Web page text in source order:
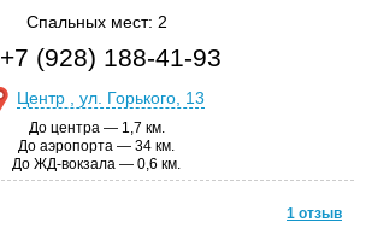
Спальных мест: 2
+7 (928) 188-41-93
Центр , ул. Горького, 13
До центра — 1,7 км.
До аэропорта — 34 км.
До ЖД-вокзала — 0,6 км.
1 отзыв